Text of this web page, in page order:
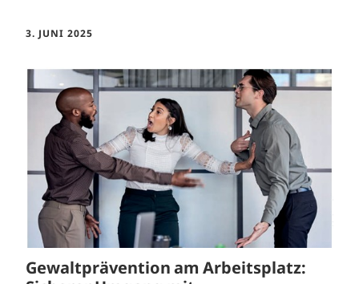
3. JUNI 2025
Gewaltprävention am Arbeitsplatz: